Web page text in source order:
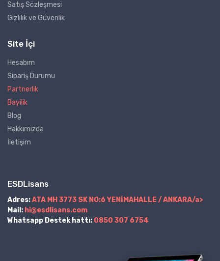
Satış Sözleşmesi
Gizlilik ve Güvenlik
Site İçi
Hesabım
Sipariş Durumu
Partnerlik
Bayilik
Blog
Hakkımızda
İletişim
ESDLisans
Adres:ATA MH 3773 SK NO:6 YENİMAHALLE / ANKARA/a>
Mail: hi@esdlisans.com
Whatsapp Destek hattı: 0850 307 6754